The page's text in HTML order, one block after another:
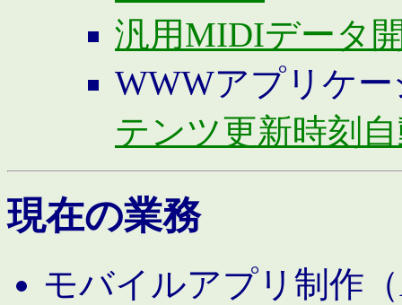
汎用MIDIデータ
WWWアプリケ
テンツ更新時刻
現在の業務
モバイルアプリ制作